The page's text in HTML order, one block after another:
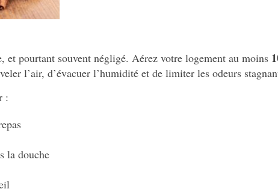
et pourtant souvent négligé. Aérez votre logement au moins
l’air, d’évacuer l’humidité et de limiter les odeurs
:
la douche